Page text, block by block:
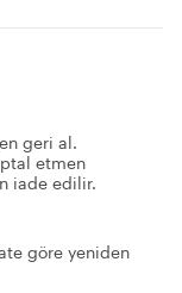
geri al.
etmen
iade edilir.
göre yeniden